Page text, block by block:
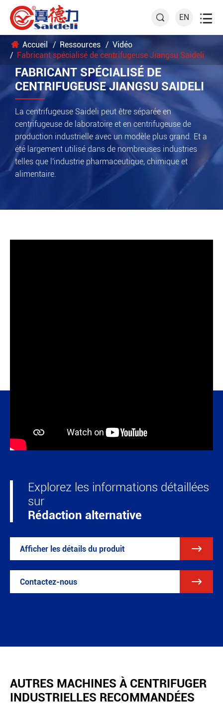
 EN 
Accueil Ressources
Vidéo
Fabricant spécialisé de centrifugeuse Jiangsu Saideli
FABRICANT SPÉCIALISÉ DE
CENTRIFUGEUSE JIANGSU SAIDELI
La centrifugeuse Saideli peut être séparée en
centrifugeuse de laboratoire et en centrifugeuse de
production industrielle avec un modèle plus grand. Et a
été largement utilisé dans de nombreuses industries
telles que l'industrie pharmaceutique, chimique et
alimentaire.
Explorez les informations détaillées
sur
Rédaction alternative
Afficher les détails du produit 
Contactez-nous 
AUTRES MACHINES À CENTRIFUGER
INDUSTRIELLES RECOMMANDÉES